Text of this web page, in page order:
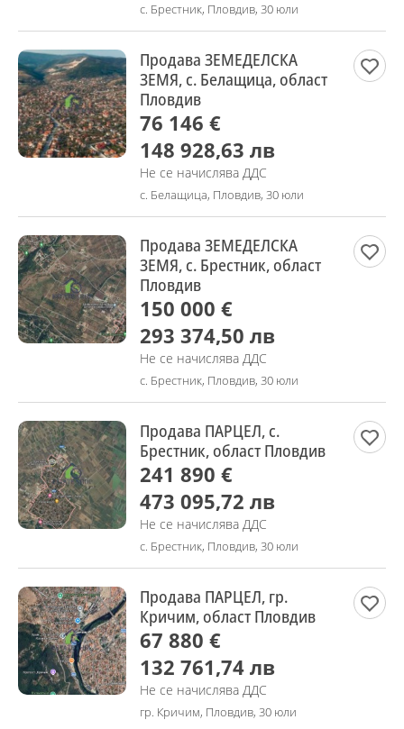
с. Брестник, Пловдив, 30 юли
Продава ЗЕМЕДЕЛСКА
ЗЕМЯ, с. Белащица, област
Пловдив
76 146 €
148 928,63 лв
Не се начислява ДДС
с. Белащица, Пловдив, 30 юли
Продава ЗЕМЕДЕЛСКА
ЗЕМЯ, с. Брестник, област
Пловдив
150 000 €
293 374,50 лв
Не се начислява ДДС
с. Брестник, Пловдив, 30 юли
Продава ПАРЦЕЛ, с.
Брестник, област Пловдив
241 890 €
473 095,72 лв
Не се начислява ДДС
с. Брестник, Пловдив, 30 юли
Продава ПАРЦЕЛ, гр.
Кричим, област Пловдив
67 880 €
132 761,74 лв
Не се начислява ДДС
гр. Кричим, Пловдив, 30 юли